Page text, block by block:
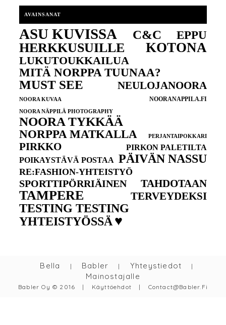
AVAINSANAT
ASU KUVISSA C&C EPPU
HERKKUSUILLE KOTONA
LUKUTOUKKAILUA
MITÄ NORPPA TUUNAA?
MUST SEE NEULOJANOORA
NOORA KUVAA NOORANAPPILA.FI
NOORA NÄPPILÄ PHOTOGRAPHY
NOORA TYKKÄÄ
NORPPA MATKALLA PERJANTAIPOKKARI
PIRKKO
PIRKON PALETILTA
POIKAYSTÄVÄ POSTAA PÄIVÄN NASSU
RE:FASHION-YHTEISTYÖ
SPORTTIPÖRRIÄINEN TAHDOTAAN
TAMPERE TERVEYDEKSI
TESTING TESTING
YHTEISTYÖSSÄ ♥
Bella | Babler | Yhteystiedot |
Mainostajalle
Babler Oy © 2016 | Käyttöehdot | Contact@babler.fi